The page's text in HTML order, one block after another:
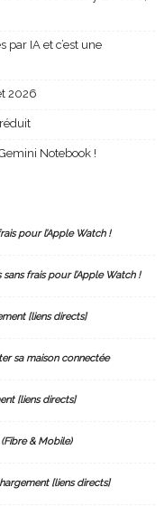
par IA et c’est une
2026
Notebook !
pour l’Apple Watch !
frais pour l’Apple Watch !
[liens directs]
sa maison connectée
[liens directs]
& Mobile)
[liens directs]